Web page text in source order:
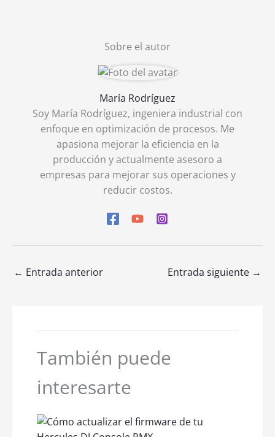
Sobre el autor
María Rodríguez
Soy María Rodríguez, ingeniera industrial con
enfoque en optimización de procesos. Me
apasiona mejorar la eficiencia en la
producción y actualmente asesoro a
empresas para mejorar sus operaciones y
reducir costos.
← Entrada anterior Entrada siguiente →
También puede
interesarte